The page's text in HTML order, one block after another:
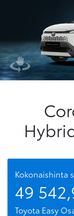
Kokonaishinta
49
Toyota Easy